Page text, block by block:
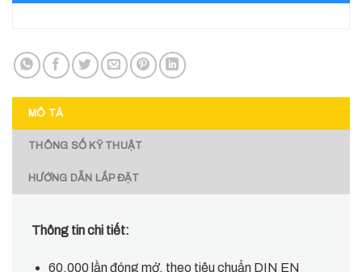
MÔ TẢ
THÔNG SỐ KỸ THUẬT
HƯỚNG DẪN LẮP ĐẶT
Thông tin chi tiết:
60,000 lần đóng mở, theo tiêu chuẩn DIN EN